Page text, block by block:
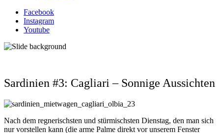
Facebook
Instagram
Youtube
Sardinien #3: Cagliari – Sonnige Aussichten
Nach dem regnerischsten und stürmischsten Dienstag, den man sich
nur vorstellen kann (die arme Palme direkt vor unserem Fenster